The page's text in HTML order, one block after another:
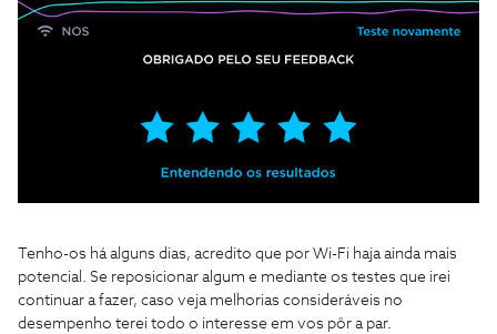
Tenho-os há alguns dias, acredito que por Wi-Fi haja ainda mais
potencial. Se reposicionar algum e mediante os testes que irei
continuar a fazer, caso veja melhorias consideráveis no
desempenho terei todo o interesse em vos pôr a par.